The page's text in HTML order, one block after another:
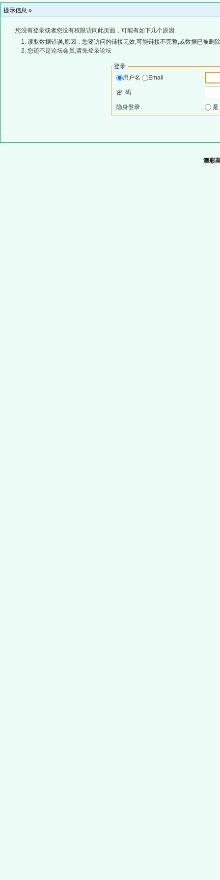
提示信息 »
您没有登录或者您没有权限访问此页面，可能有如下几个原因:
读取数据错误,原因：您要访问的链接无效,可能链接不完整,或数据已被删
您还不是论坛会员,请先登录论坛
登录
用户名
Email
密 码
隐身登录
澳彩